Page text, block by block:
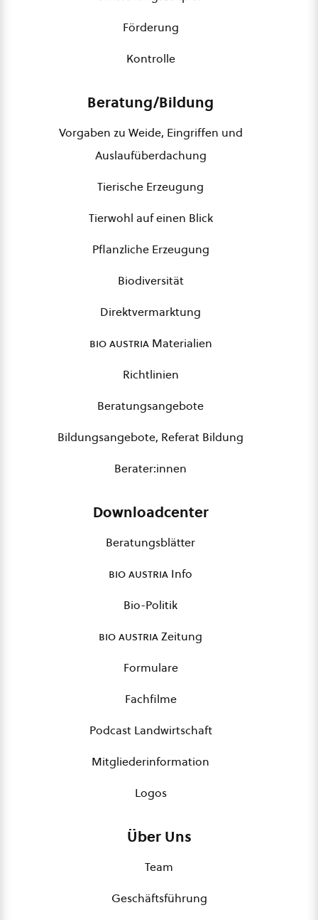
Förderung
Kontrolle
Beratung/Bildung
Vorgaben zu Weide, Eingriffen und
Auslaufüberdachung
Tierische Erzeugung
Tierwohl auf einen Blick
Pflanzliche Erzeugung
Biodiversität
Direktvermarktung
bio austriaMaterialien
Richtlinien
Beratungsangebote
Bildungsangebote, Referat Bildung
Berater:innen
Downloadcenter
Beratungsblätter
bio austria Info
Bio-Politik
bio austriaZeitung
Formulare
Fachfilme
Podcast Landwirtschaft
Mitgliederinformation
Logos
Über Uns
Team
Geschäftsführung